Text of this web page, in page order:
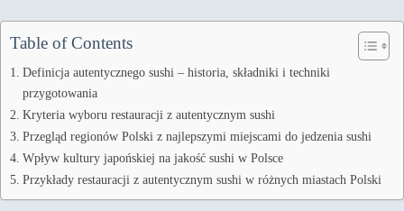
Table of Contents
Definicja autentycznego sushi – historia, składniki i techniki
przygotowania
Kryteria wyboru restauracji z autentycznym sushi
Przegląd regionów Polski z najlepszymi miejscami do jedzenia sushi
Wpływ kultury japońskiej na jakość sushi w Polsce
Przykłady restauracji z autentycznym sushi w różnych miastach Polski